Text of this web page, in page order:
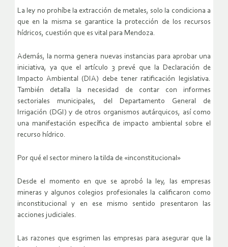
La ley no prohíbe la extracción de metales, solo la condiciona a
que en la misma se garantice la protección de los recursos
hídricos, cuestión que es vital para Mendoza.
Además, la norma genera nuevas instancias para aprobar una
iniciativa, ya que el artículo 3 prevé que la Declaración de
Impacto Ambiental (DIA) debe tener ratificación legislativa.
También detalla la necesidad de contar con informes
sectoriales municipales, del Departamento General de
Irrigación (DGI) y de otros organismos autárquicos, así como
una manifestación específica de impacto ambiental sobre el
recurso hídrico.
Por qué el sector minero la tilda de «inconstitucional»
Desde el momento en que se aprobó la ley, las empresas
mineras y algunos colegios profesionales la calificaron como
inconstitucional y en ese mismo sentido presentaron las
acciones judiciales.
Las razones que esgrimen las empresas para asegurar que la